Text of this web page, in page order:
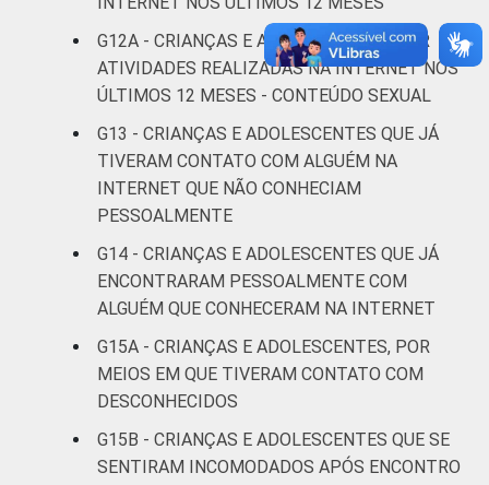
renda
Não sabe 6
respondeu
7
CLASSE
SOCIAL
AB
C 8
DE 6
Fonte: CGI.br/NIC.br, Centro Regional de
Estudos para o Desenvolvimento da
Sociedade da Informação (Cetic.br),
Pesquisa sobre o Uso da Internet por
Crianças e Adolescentes no Brasil – TIC Kids
G12A - CRIANÇAS E ADOLESCENTES, POR
ATIVIDADES REALIZADAS NA INTERNET NOS
ÚLTIMOS 12 MESES - CONTEÚDO SEXUAL
G13 - CRIANÇAS E ADOLESCENTES QUE JÁ
TIVERAM CONTATO COM ALGUÉM NA
INTERNET QUE NÃO CONHECIAM
PESSOALMENTE
G14 - CRIANÇAS E ADOLESCENTES QUE JÁ
ENCONTRARAM PESSOALMENTE COM
ALGUÉM QUE CONHECERAM NA INTERNET
G15A - CRIANÇAS E ADOLESCENTES, POR
MEIOS EM QUE TIVERAM CONTATO COM
DESCONHECIDOS
G15B - CRIANÇAS E ADOLESCENTES QUE SE
SENTIRAM INCOMODADOS APÓS ENCONTRO